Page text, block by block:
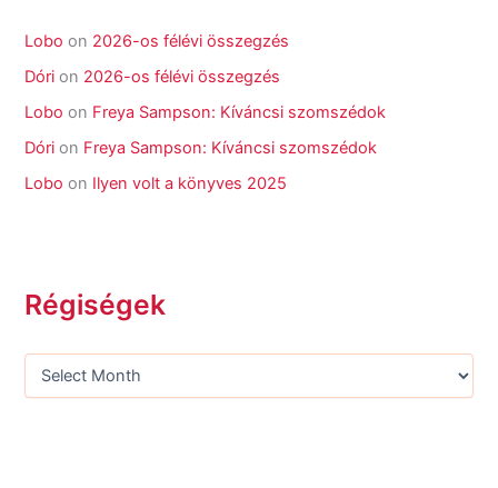
Lobo on 2026-os félévi összegzés
Dóri on 2026-os félévi összegzés
Lobo on Freya Sampson: Kíváncsi szomszédok
Dóri on Freya Sampson: Kíváncsi szomszédok
Lobo on Ilyen volt a könyves 2025
Régiségek